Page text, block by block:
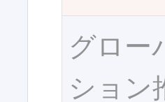
グロー
ション